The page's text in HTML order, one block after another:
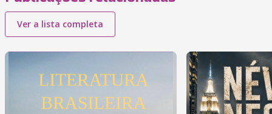
Ver a lista completa